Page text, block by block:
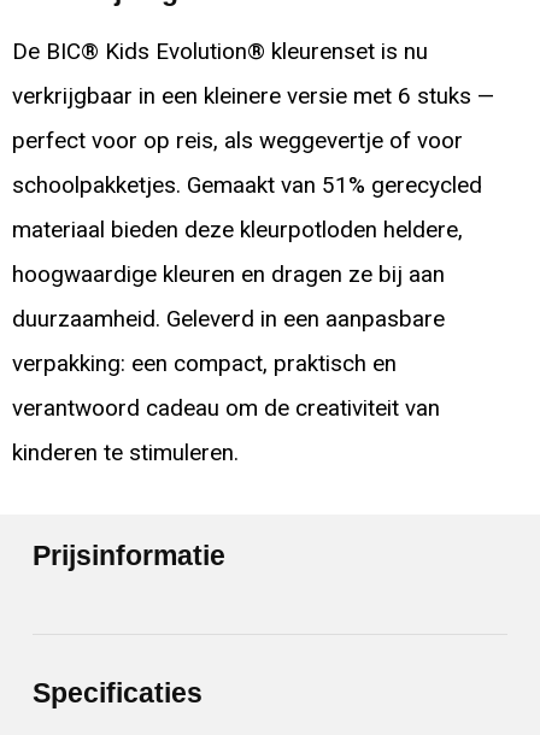
De BIC® Kids Evolution® kleurenset is nu
verkrijgbaar in een kleinere versie met 6 stuks —
perfect voor op reis, als weggevertje of voor
schoolpakketjes. Gemaakt van 51% gerecycled
materiaal bieden deze kleurpotloden heldere,
hoogwaardige kleuren en dragen ze bij aan
duurzaamheid. Geleverd in een aanpasbare
verpakking: een compact, praktisch en
verantwoord cadeau om de creativiteit van
kinderen te stimuleren.
Prijsinformatie
Specificaties